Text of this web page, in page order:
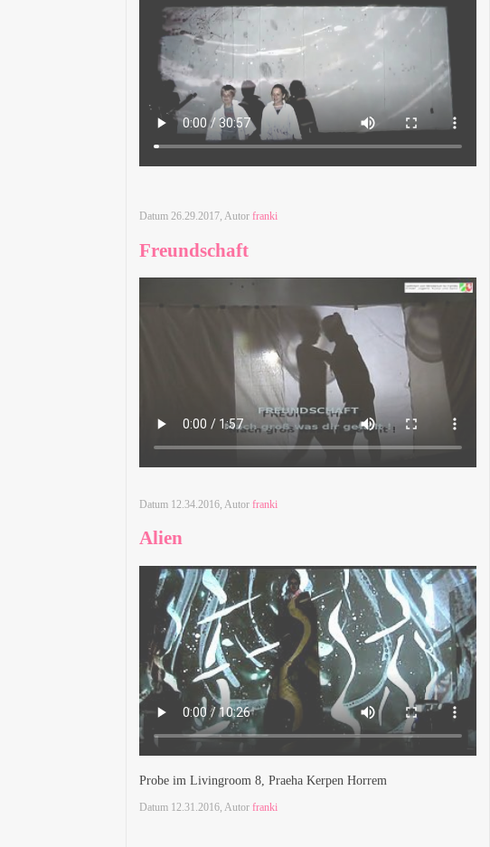
Datum 26.29.2017, Autor franki
Freundschaft
Datum 12.34.2016, Autor franki
Alien
Probe im Livingroom 8, Praeha Kerpen Horrem
Datum 12.31.2016, Autor franki